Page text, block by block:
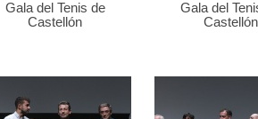
Gala del Tenis de
Castellón
Gala del
Castellón